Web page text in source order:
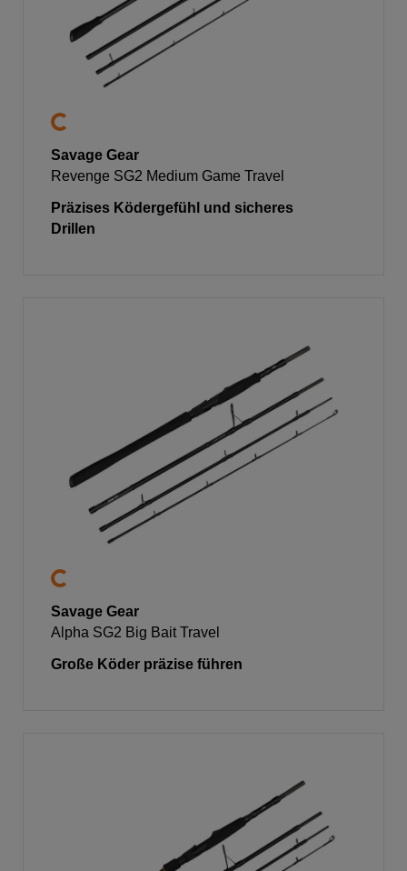
Savage Gear
Revenge SG2 Medium Game Travel
Präzises Ködergefühl und sicheres
Drillen
Savage Gear
Alpha SG2 Big Bait Travel
Große Köder präzise führen